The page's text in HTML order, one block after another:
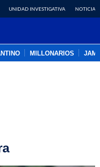
UNIDAD INVESTIGATIVA NOTICIAS
MILLONARIOS